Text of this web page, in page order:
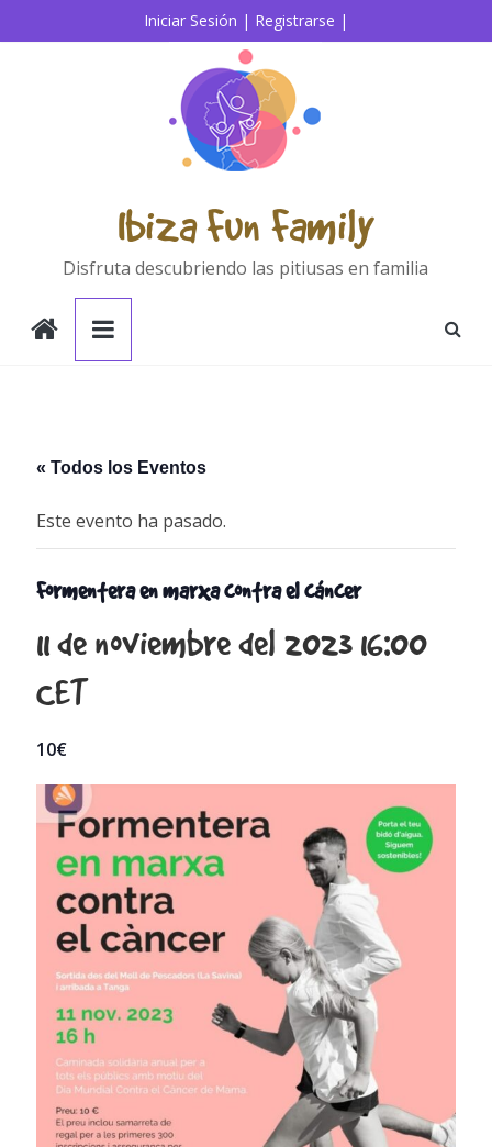
al
Iniciar Sesión | Registrarse |
Ibiza Fun Family
Disfruta descubriendo las pitiusas en familia
« Todos los Eventos
Este evento ha pasado.
Formentera en marxa contra el cáncer
11 de noviembre del 2023 16:00
CET
10€